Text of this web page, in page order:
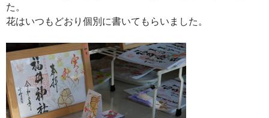
た。
花はいつもどおり個別に書いてもらいました。